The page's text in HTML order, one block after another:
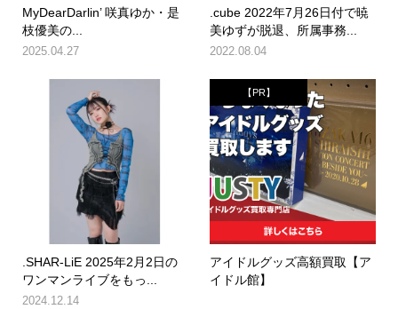
MyDearDarlin’ 咲真ゆか・是
枝優美の...
2025.04.27
.cube 2022年7月26日付で暁
美ゆずが脱退、所属事務...
2022.08.04
.SHAR-LiE 2025年2月2日の
ワンマンライブをもっ...
2024.12.14
【PR】
アイドルグッズ高額買取【ア
イドル館】